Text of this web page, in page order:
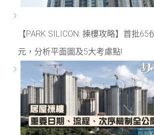
【PARK SILICON: 揀樓攻略】首批65
元，分析平面圖及5大考慮點!